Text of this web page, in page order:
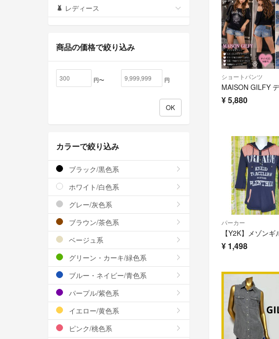
ショートパンツ
¥5,880
パーカー
¥ 1,498
レディース
商品の価格で絞り込み
円〜 円
カラーで絞り込み
ブラック/黒色系
ホワイト/白色系
グレー/灰色系
ブラウン/茶色系
ベージュ系
グリーン・カーキ/緑色系
ブルー・ネイビー/青色系
パープル/紫色系
イエロー/黄色系
ピンク/桃色系